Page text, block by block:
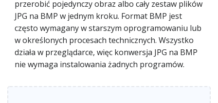
przerobić pojedynczy obraz albo cały zestaw plików
JPG na BMP w jednym kroku. Format BMP jest
często wymagany w starszym oprogramowaniu lub
w określonych procesach technicznych. Wszystko
działa w przeglądarce, więc konwersja JPG na BMP
nie wymaga instalowania żadnych programów.